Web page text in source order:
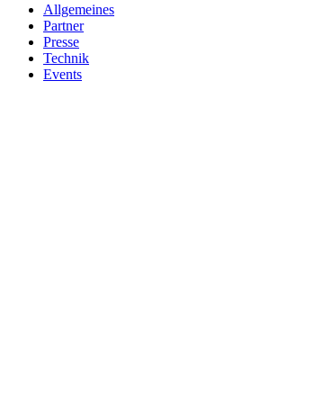
Allgemeines
Partner
Presse
Technik
Events